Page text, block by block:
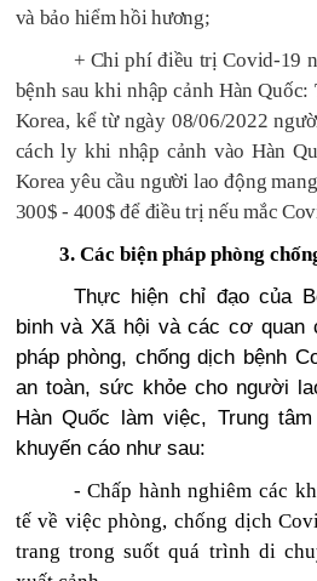
và bảo hiểm hồi hương;
+ Chi phí điều trị Covid-19
bệnh sau khi nhập cảnh Hàn
Korea, kể từ ngày 08/06/2022
cách ly khi nhập cảnh vào Hàn
Korea yêu cầu người lao động
300$ - 400$ để điều trị nếu mắc
3. Các biện pháp phòng
Thực hiện chỉ đạo của
binh và Xã hội và các cơ quan
pháp phòng, chống dịch bệnh
an toàn, sức khỏe cho người
Hàn Quốc làm việc, Trung
khuyến cáo như sau:
- Chấp hành nghiêm các
tế về việc phòng, chống dịch
trang trong suốt quá trình di